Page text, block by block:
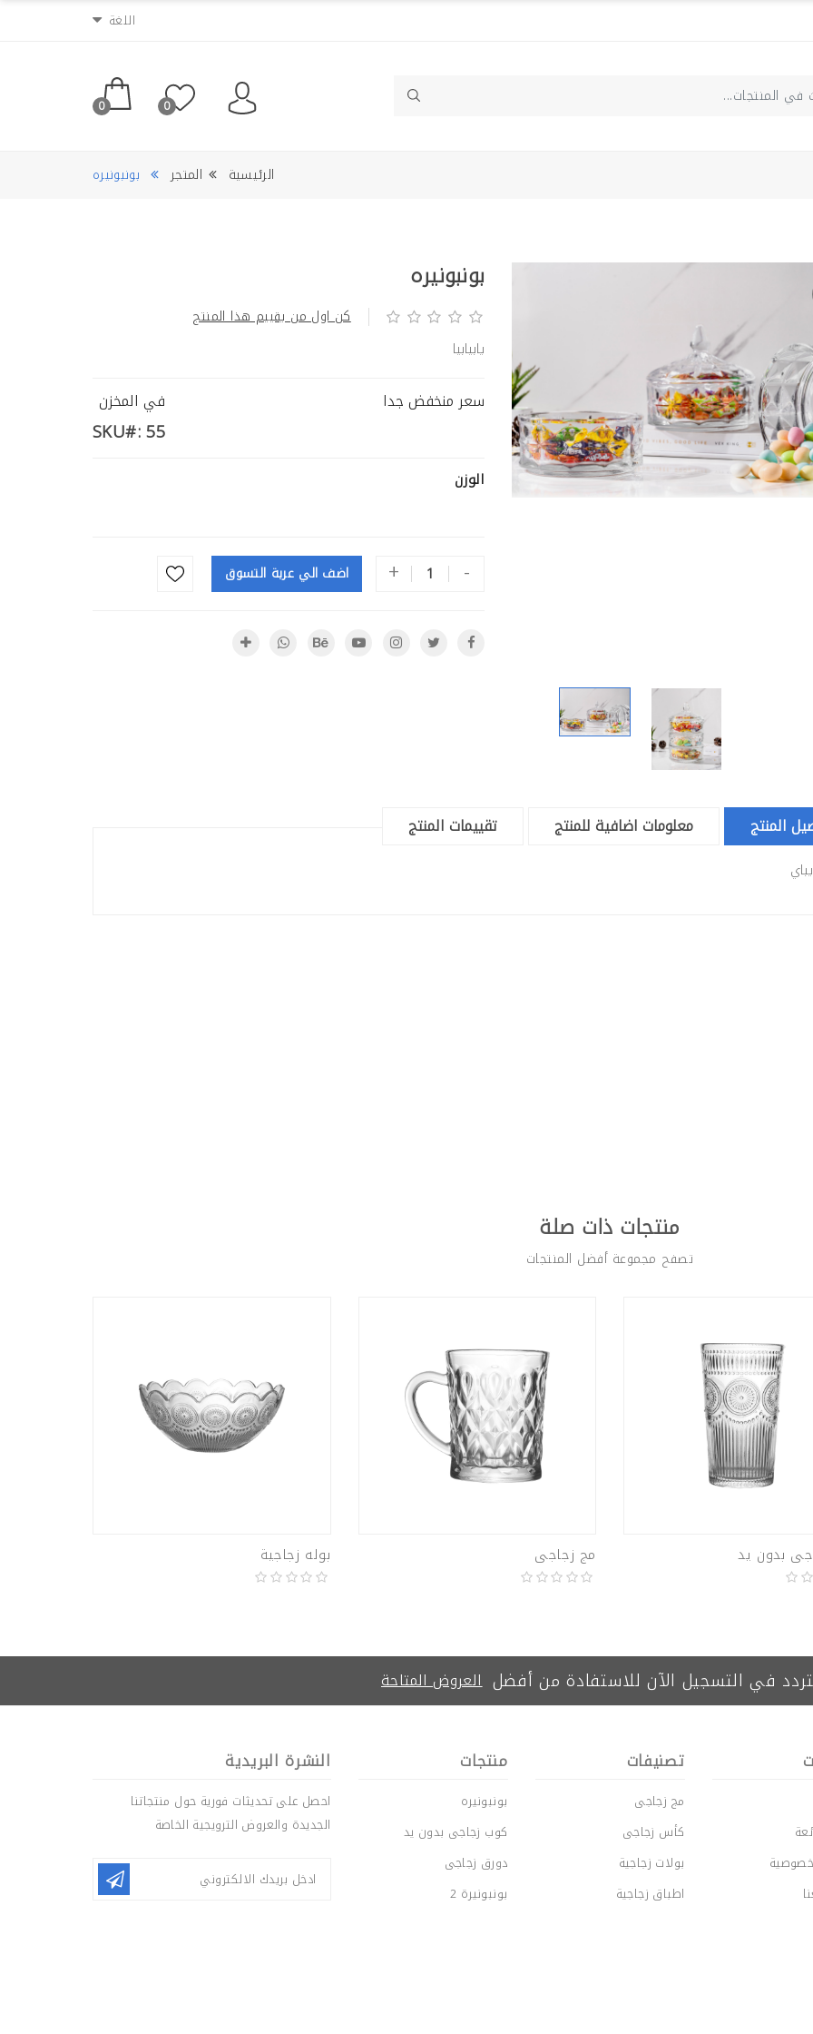
اللغة
0
0
مج زجاجى
بوله زجاجية
طقم قهوه زجاجى
الرئيسية المتجر بونبونيره
بونبونيره
كن اول من يقييم هذا المنتج
يابيابيا
سعر منخفض جدا في المخزن
SKU#: 55
الوزن
-
+ اضف الي عربة التسوق
المنتج معلومات اضافية للمنتج تقييمات المنتج
كاس زجاجى
منتجات ذات صلة
تصفح مجموعة أفضل المنتجات
بدون يد مج زجاجى بوله زجاجية
في التسجيل الآن للاستفادة من أفضل العروض المتاحة
تصنيفات
مج زجاجى
كأس زجاجى
بولات زجاجية
اطباق زجاجية
منتجات
بونبونيره
كوب زجاجى بدون يد
دورق زجاجى
بونبونيرة 2
النشرة البريدية
احصل على تحديثات فورية حول منتجاتنا
الجديدة والعروض الترويجية الخاصة